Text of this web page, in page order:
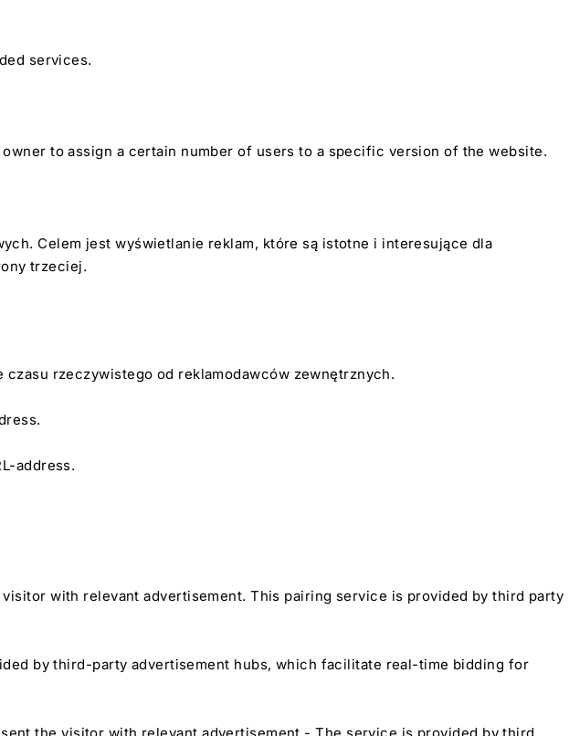
services.
to assign a certain number of users to a specific version of the website.
Celem jest wyświetlanie reklam, które są istotne i interesujące dla
trzeciej.
rzeczywistego od reklamodawców zewnętrznych.
address.
with relevant advertisement. This pairing service is provided by third party
by third-party advertisement hubs, which facilitate real-time bidding for